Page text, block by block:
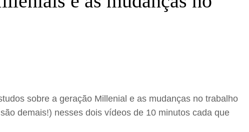
sobre a geração Millenial e as mudanças no trabalho
demais!) nesses dois vídeos de 10 minutos cada que